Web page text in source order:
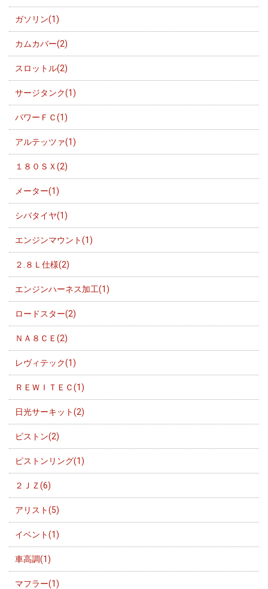
ガソリン(1)
カムカバー(2)
スロットル(2)
サージタンク(1)
パワーＦＣ(1)
アルテッツァ(1)
１８０ＳＸ(2)
メーター(1)
シバタイヤ(1)
エンジンマウント(1)
２.８Ｌ仕様(2)
エンジンハーネス加工(1)
ロードスター(2)
ＮＡ８ＣＥ(2)
レヴィテック(1)
ＲＥＷＩＴＥＣ(1)
日光サーキット(2)
ピストン(2)
ピストンリング(1)
２ＪＺ(6)
アリスト(5)
イベント(1)
車高調(1)
マフラー(1)